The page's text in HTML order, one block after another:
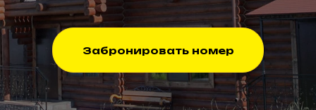
Забронировать номер